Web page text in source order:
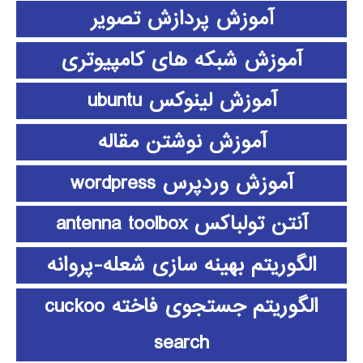
آموزش پردازش تصویر
آموزش شبکه های کامپیوتری
آموزش لینوکس ubuntu
آموزش نوشتن مقاله
آموزش وردپرس wordpress
آنتن تولباکس antenna toolbox
الگوریتم بهینه سازی شعله-پروانه
الگوریتم جستجوی فاخته cuckoo
search